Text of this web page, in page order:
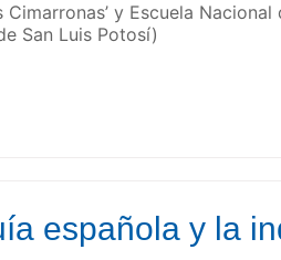
y Escuela
San Luis Potosí)
española y la